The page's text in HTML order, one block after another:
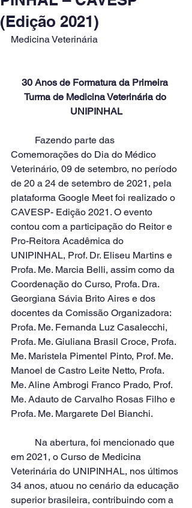
(Edição 2021)
Medicina Veterinária
30 Anos de Formatura da Primeira
Turma de Medicina Veterinária do
UNIPINHAL
Comemorações do Dia do Médico
Veterinário, 09 de setembro, no período
de 20 a 24 de setembro de 2021, pela
plataforma Google Meet foi realizado o
CAVESP- Edição 2021. O evento
contou com a participação do Reitor e
Pro-Reitora Acadêmica do
UNIPINHAL, Prof. Dr. Eliseu Martins e
Profa. Me. Marcia Belli, assim como da
Coordenação do Curso, Profa. Dra.
Georgiana Sávia Brito Aires e dos
docentes da Comissão Organizadora:
Profa. Me. Fernanda Luz Casalecchi,
Profa. Me. Giuliana Brasil Croce, Profa.
Me. Maristela Pimentel Pinto, Prof. Me.
Manoel de Castro Leite Netto, Profa.
Me. Aline Ambrogi Franco Prado, Prof.
Me. Adauto de Carvalho Rosas Filho e
Profa. Me. Margarete Del Bianchi.
em 2021, o Curso de Medicina
Veterinária do UNIPINHAL, nos últimos
34 anos, atuou no cenário da educação
superior brasileira, contribuindo com a